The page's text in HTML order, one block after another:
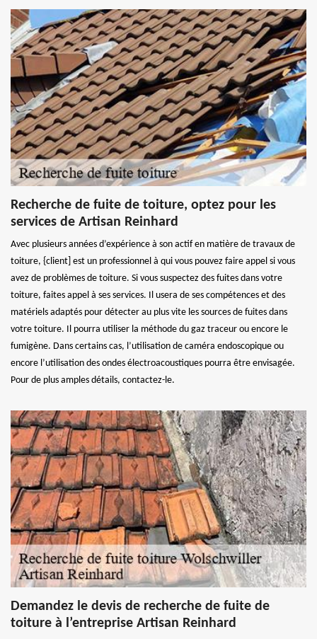
Recherche de fuite de toiture, optez pour les
services de Artisan Reinhard
Avec plusieurs années d’expérience à son actif en matière de travaux de
toiture, {client] est un professionnel à qui vous pouvez faire appel si vous
avez de problèmes de toiture. Si vous suspectez des fuites dans votre
toiture, faites appel à ses services. Il usera de ses compétences et des
matériels adaptés pour détecter au plus vite les sources de fuites dans
votre toiture. Il pourra utiliser la méthode du gaz traceur ou encore le
fumigène. Dans certains cas, l’utilisation de caméra endoscopique ou
encore l’utilisation des ondes électroacoustiques pourra être envisagée.
Pour de plus amples détails, contactez-le.
Demandez le devis de recherche de fuite de
toiture à l’entreprise Artisan Reinhard